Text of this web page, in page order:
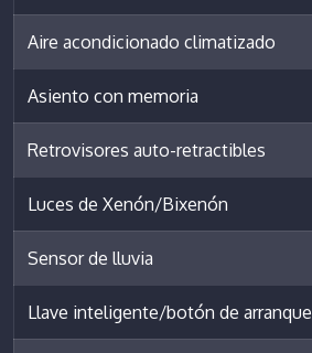
Aire acondicionado climatizado
Asiento con memoria
Retrovisores auto-retractibles
Luces de Xenón/Bixenón
Sensor de lluvia
Llave inteligente/botón de arranque